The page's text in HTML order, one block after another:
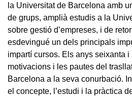
la Universitat de Barcelona amb
de grups, amplià estudis a la
sobre gestió d’empreses, i de
esdevingué un dels principals
impartí cursos. Els anys seixanta
motivacions i les pautes del
Barcelona a la seva conurbació.
el concepte, l’estudi i la pràctica